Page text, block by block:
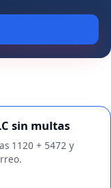
sin multas
1120 + 5472 y